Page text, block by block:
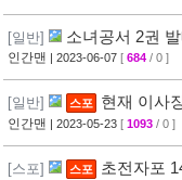
[일반] 소녀공서 2권
인간맨 | 2023-06-07 [ 684 / 0 ]
[일반] 스포 현재 이사
인간맨 | 2023-05-23 [ 1093 / 0 ]
[스포] 스포 초전자포